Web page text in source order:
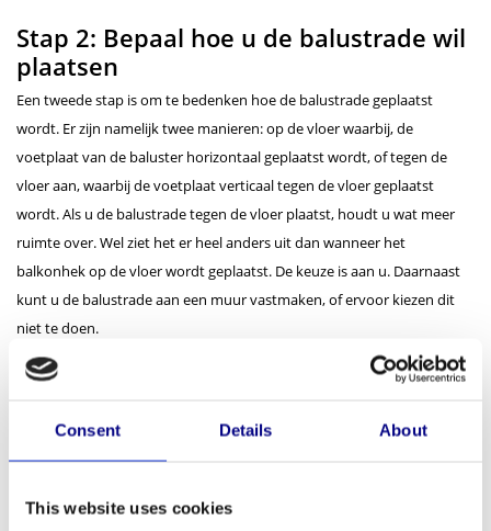
Consent Details About
This website uses cookies
Stap 2: Bepaal hoe u de balustrade wil
plaatsen
Een tweede stap is om te bedenken hoe de balustrade geplaatst
wordt. Er zijn namelijk twee manieren: op de vloer waarbij, de
voetplaat van de baluster horizontaal geplaatst wordt, of tegen de
vloer aan, waarbij de voetplaat verticaal tegen de vloer geplaatst
wordt. Als u de balustrade tegen de vloer plaatst, houdt u wat meer
ruimte over. Wel ziet het er heel anders uit dan wanneer het
balkonhek op de vloer wordt geplaatst. De keuze is aan u. Daarnaast
kunt u de balustrade aan een muur vastmaken, of ervoor kiezen dit
niet te doen.
Bij plaatsing van een Frans balkon zijn er twee mogelijkheden: op de
Stap 3: Kies de juiste
U heeft ten eerste een bevestigingsset nodig om de balustrade aan